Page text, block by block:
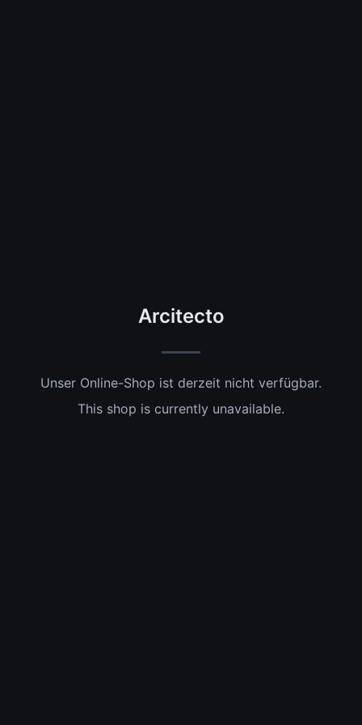
Arcitecto
Unser Online-Shop ist derzeit nicht verfügbar.
This shop is currently unavailable.